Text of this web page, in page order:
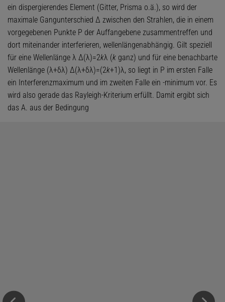
ein dispergierendes Element (Gitter, Prisma o.ä.), so wird der
maximale Gangunterschied Δ zwischen den Strahlen, die in einem
vorgegebenen Punkte P der Auffangebene zusammentreffen und
dort miteinander interferieren, wellenlängenabhängig. Gilt speziell
für eine Wellenlänge λ Δ(λ)=2kλ (k ganz) und für eine benachbarte
Wellenlänge (λ+δλ) Δ(λ+δλ)=(2k+1)λ, so liegt in P im ersten Falle
ein Interferenzmaximum und im zweiten Falle ein -minimum vor. Es
wird also gerade das Rayleigh-Kriterium erfüllt. Damit ergibt sich
das A. aus der Bedingung